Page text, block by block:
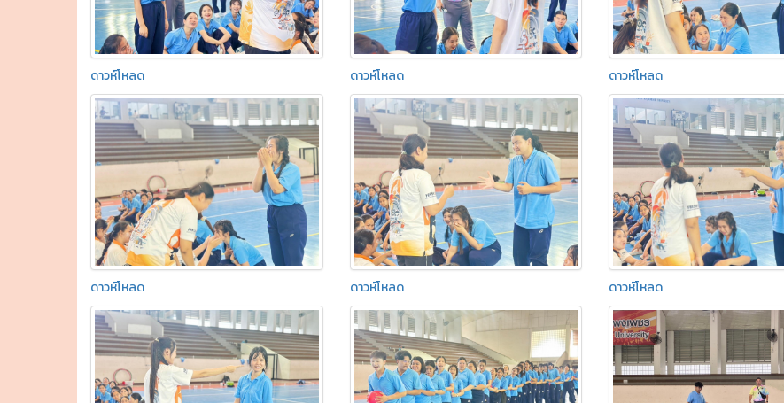
ดาวห์โหลด ดาวห์โหลด ดาวห์โหลด
ดาวห์โหลด ดาวห์โหลด ดาวห์โหลด